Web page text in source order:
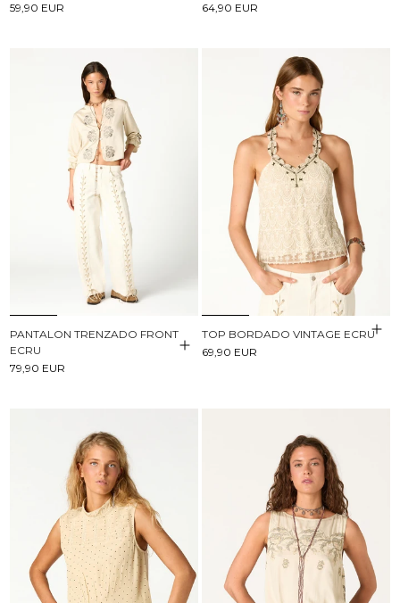
59,90 EUR
64,90 EUR
PANTALON TRENZADO FRONT
ECRU
79,90 EUR
TOP BORDADO VINTAGE ECRU
69,90 EUR